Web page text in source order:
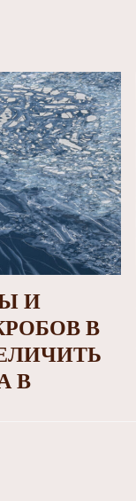
И
В
В